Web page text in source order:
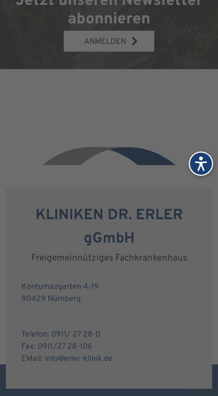
abonnieren
ANMELDEN
KLINIKEN DR. ERLER
gGmbH
Freigemeinnütziges Fachkrankenhaus
Kontumazgarten 4-19
90429 Nürnberg
Telefon: 0911/ 27 28-0
Fax: 0911/27 28-106
EMail: info@erler-klinik.de